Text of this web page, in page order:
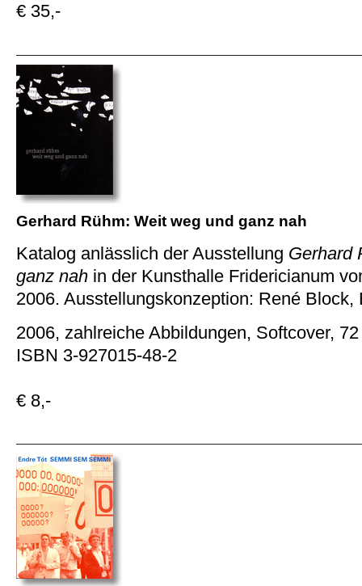
€ 35,-
Gerhard Rühm: Weit weg und ganz nah
Katalog anlässlich der Ausstellung Gerhard
ganz nah in der Kunsthalle Fridericianum
2006. Ausstellungskonzeption: René Block,
2006, zahlreiche Abbildungen, Softcover,
ISBN 3-927015-48-2
€ 8,-